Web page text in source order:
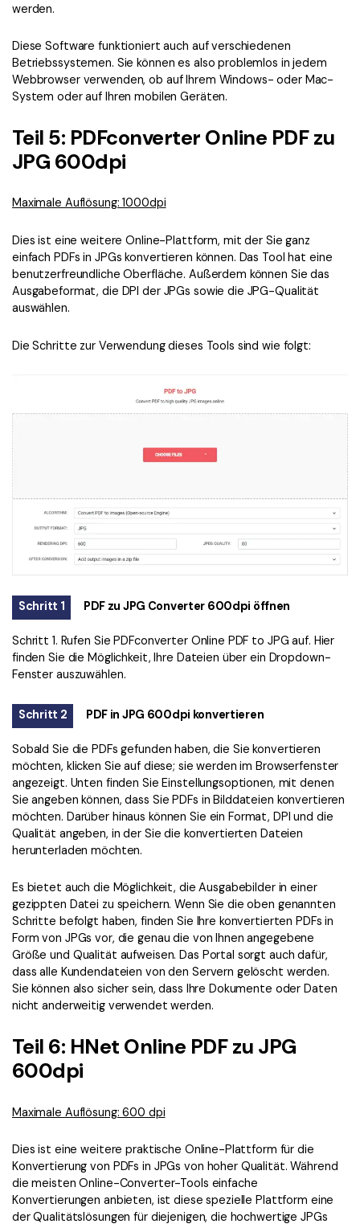
werden.
Diese Software funktioniert auch auf verschiedenen
Betriebssystemen. Sie können es also problemlos in jedem
Webbrowser verwenden, ob auf Ihrem Windows- oder Mac-
System oder auf Ihren mobilen Geräten.
Teil 5: PDFconverter Online PDF zu
JPG 600dpi
Maximale Auflösung: 1000dpi
Dies ist eine weitere Online-Plattform, mit der Sie ganz
einfach PDFs in JPGs konvertieren können. Das Tool hat eine
benutzerfreundliche Oberfläche. Außerdem können Sie das
Ausgabeformat, die DPI der JPGs sowie die JPG-Qualität
auswählen.
Die Schritte zur Verwendung dieses Tools sind wie folgt:
Schritt 1 PDF zu JPG Converter 600dpi öffnen
Schritt 1. Rufen SiePDFconverter Online PDF to JPG auf. Hier
finden Sie die Möglichkeit, Ihre Dateien über ein Dropdown-
Fenster auszuwählen.
Schritt 2 PDF in JPG 600dpi konvertieren
Sobald Sie die PDFs gefunden haben, die Sie konvertieren
möchten, klicken Sie auf diese; sie werden im Browserfenster
angezeigt. Unten finden Sie Einstellungsoptionen, mit denen
Sie angeben können, dass Sie PDFs in Bilddateien konvertieren
möchten. Darüber hinaus können Sie ein Format, DPI und die
Qualität angeben, in der Sie die konvertierten Dateien
herunterladen möchten.
Es bietet auch die Möglichkeit, die Ausgabebilder in einer
gezippten Datei zu speichern. Wenn Sie die oben genannten
Schritte befolgt haben, finden Sie Ihre konvertierten PDFs in
Form von JPGs vor, die genau die von Ihnen angegebene
Größe und Qualität aufweisen. Das Portal sorgt auch dafür,
dass alle Kundendateien von den Servern gelöscht werden.
Sie können also sicher sein, dass Ihre Dokumente oder Daten
nicht anderweitig verwendet werden.
Teil 6: HNet Online PDF zu JPG
600dpi
Maximale Auflösung: 600 dpi
Dies ist eine weitere praktische Online-Plattform für die
Konvertierung von PDFs in JPGs von hoher Qualität. Während
die meisten Online-Converter-Tools einfache
Konvertierungen anbieten, ist diese spezielle Plattform eine
der Qualitätslösungen für diejenigen, die hochwertige JPGs